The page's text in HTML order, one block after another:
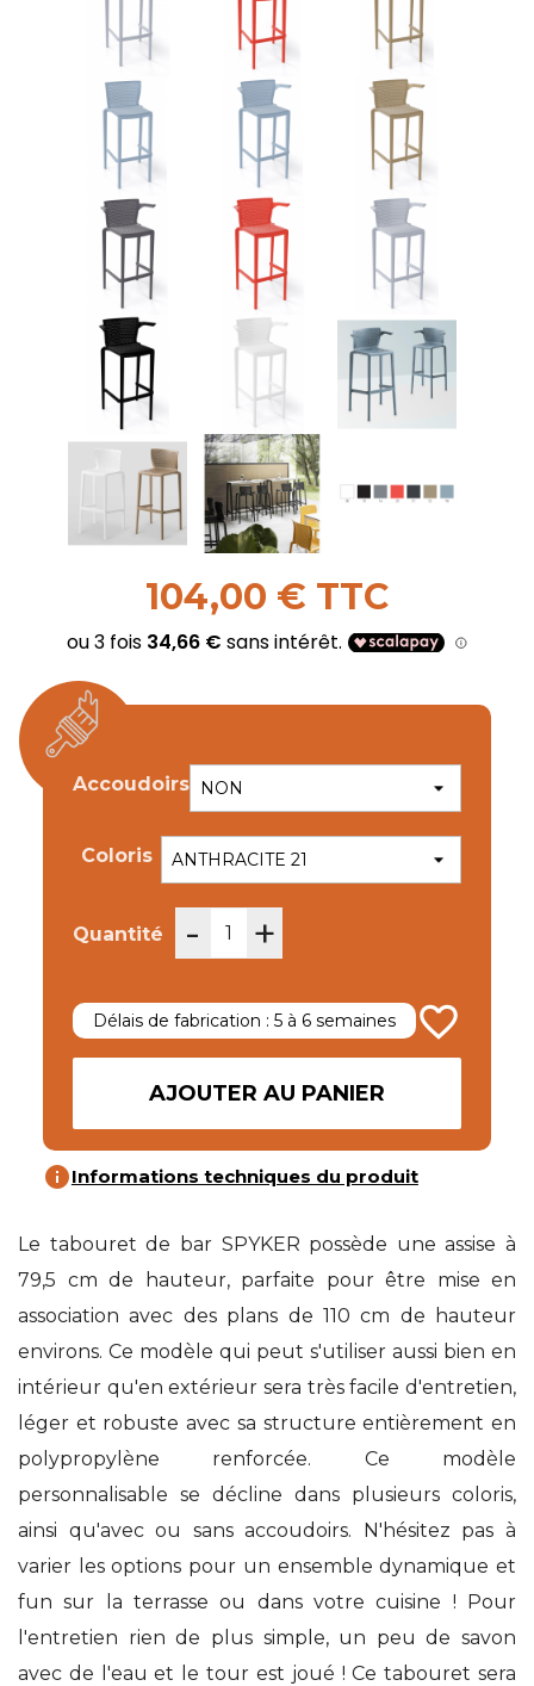
104,00 € TTC
Accoudoirs
Coloris
Quantité - +
Délais de fabrication : 5 à 6 semaines favorite_border
AJOUTER AU PANIER
infoInformations techniques du produit
Le tabouret de bar SPYKER possède une assise à
79,5 cm de hauteur, parfaite pour être mise en
association avec des plans de 110 cm de hauteur
environs. Ce modèle qui peut s'utiliser aussi bien en
intérieur qu'en extérieur sera très facile d'entretien,
léger et robuste avec sa structure entièrement en
polypropylène renforcée. Ce modèle
personnalisable se décline dans plusieurs coloris,
ainsi qu'avec ou sans accoudoirs. N'hésitez pas à
varier les options pour un ensemble dynamique et
fun sur la terrasse ou dans votre cuisine ! Pour
l'entretien rien de plus simple, un peu de savon
avec de l'eau et le tour est joué ! Ce tabouret sera